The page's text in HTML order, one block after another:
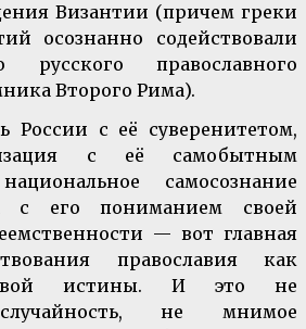
Византии (причем греки
осознанно содействовали
русского православного
Второго Рима).
России с её суверенитетом,
с её самобытным
самосознание
с его пониманием своей
— вот главная
православия как
истины. И это не
не мнимое